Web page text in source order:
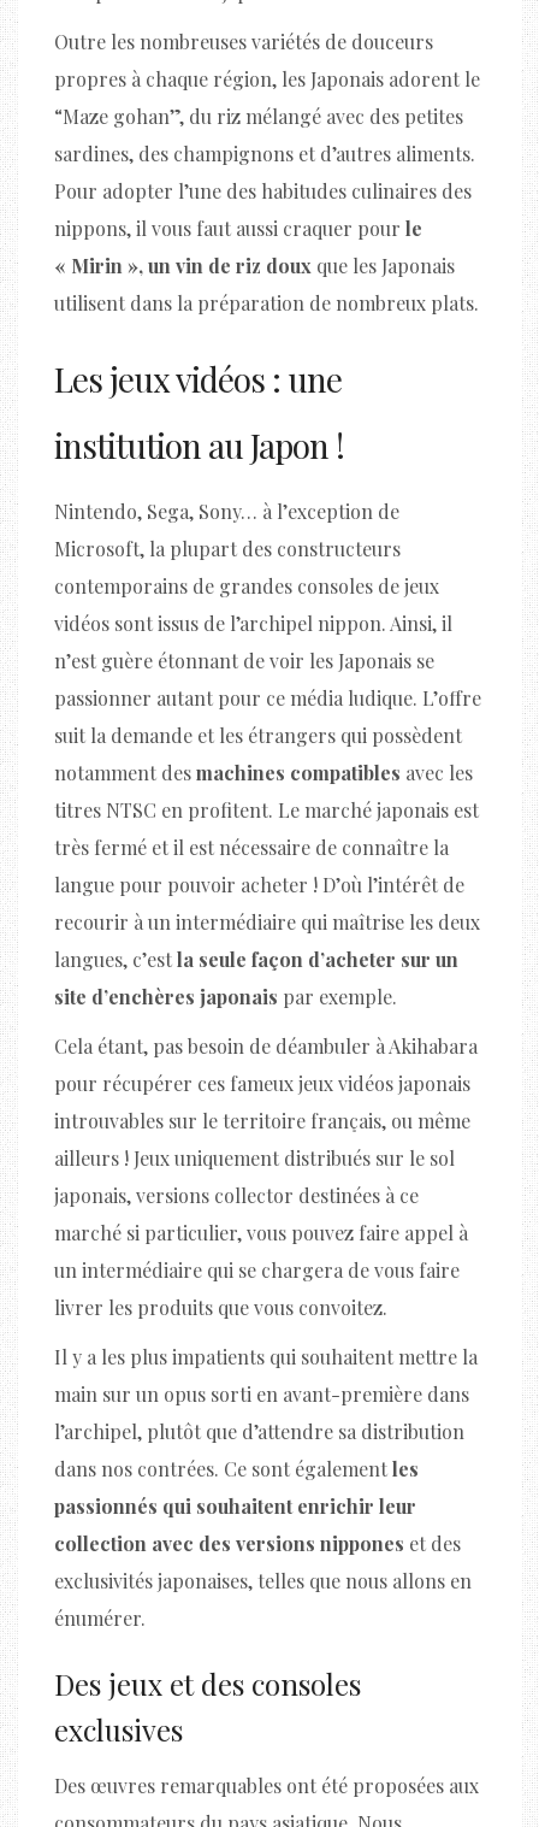
Outre les nombreuses variétés de douceurs
propres à chaque région, les Japonais adorent le
“Maze gohan”, du riz mélangé avec des petites
sardines, des champignons et d’autres aliments.
Pour adopter l’une des habitudes culinaires des
nippons, il vous faut aussi craquer pour le
« Mirin », un vin de riz doux que les Japonais
utilisent dans la préparation de nombreux plats.
Les jeux vidéos : une
institution au Japon !
Nintendo, Sega, Sony… à l’exception de
Microsoft, la plupart des constructeurs
contemporains de grandes consoles de jeux
vidéos sont issus de l’archipel nippon. Ainsi, il
n’est guère étonnant de voir les Japonais se
passionner autant pour ce média ludique. L’offre
suit la demande et les étrangers qui possèdent
notamment desmachines compatibles avec les
titres NTSC en profitent. Le marché japonais est
très fermé et il est nécessaire de connaître la
langue pour pouvoir acheter ! D’où l’intérêt de
recourir à un intermédiaire qui maîtrise les deux
langues, c’estla seule façon d’acheter sur un
site d’enchères japonais par exemple.
Cela étant, pas besoin de déambuler à Akihabara
pour récupérer ces fameux jeux vidéos japonais
introuvables sur le territoire français, ou même
ailleurs ! Jeux uniquement distribués sur le sol
japonais, versions collector destinées à ce
marché si particulier, vous pouvez faire appel à
un intermédiaire qui se chargera de vous faire
livrer les produits que vous convoitez.
Il y a les plus impatients qui souhaitent mettre la
main sur un opus sorti en avant-première dans
l’archipel, plutôt que d’attendre sa distribution
dans nos contrées. Ce sont égalementles
passionnés qui souhaitent enrichir leur
collection avec des versions nippones et des
exclusivités japonaises, telles que nous allons en
énumérer.
Des jeux et des consoles
exclusives
Des œuvres remarquables ont été proposées aux